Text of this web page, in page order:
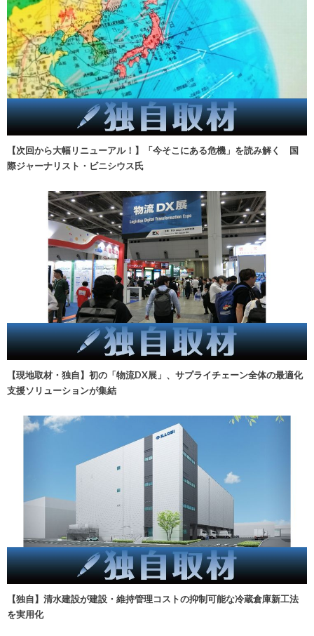
【次回から大幅リニューアル！】「今そこにある危機」を読み解く 国
際ジャーナリスト・ビニシウス氏
【現地取材・独自】初の「物流DX展」、サプライチェーン全体の最適化
支援ソリューションが集結
【独自】清水建設が建設・維持管理コストの抑制可能な冷蔵倉庫新工法
を実用化